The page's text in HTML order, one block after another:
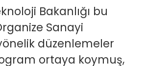
Bakanlığı bu
Sanayi
düzenlemeler
ortaya koymuş,